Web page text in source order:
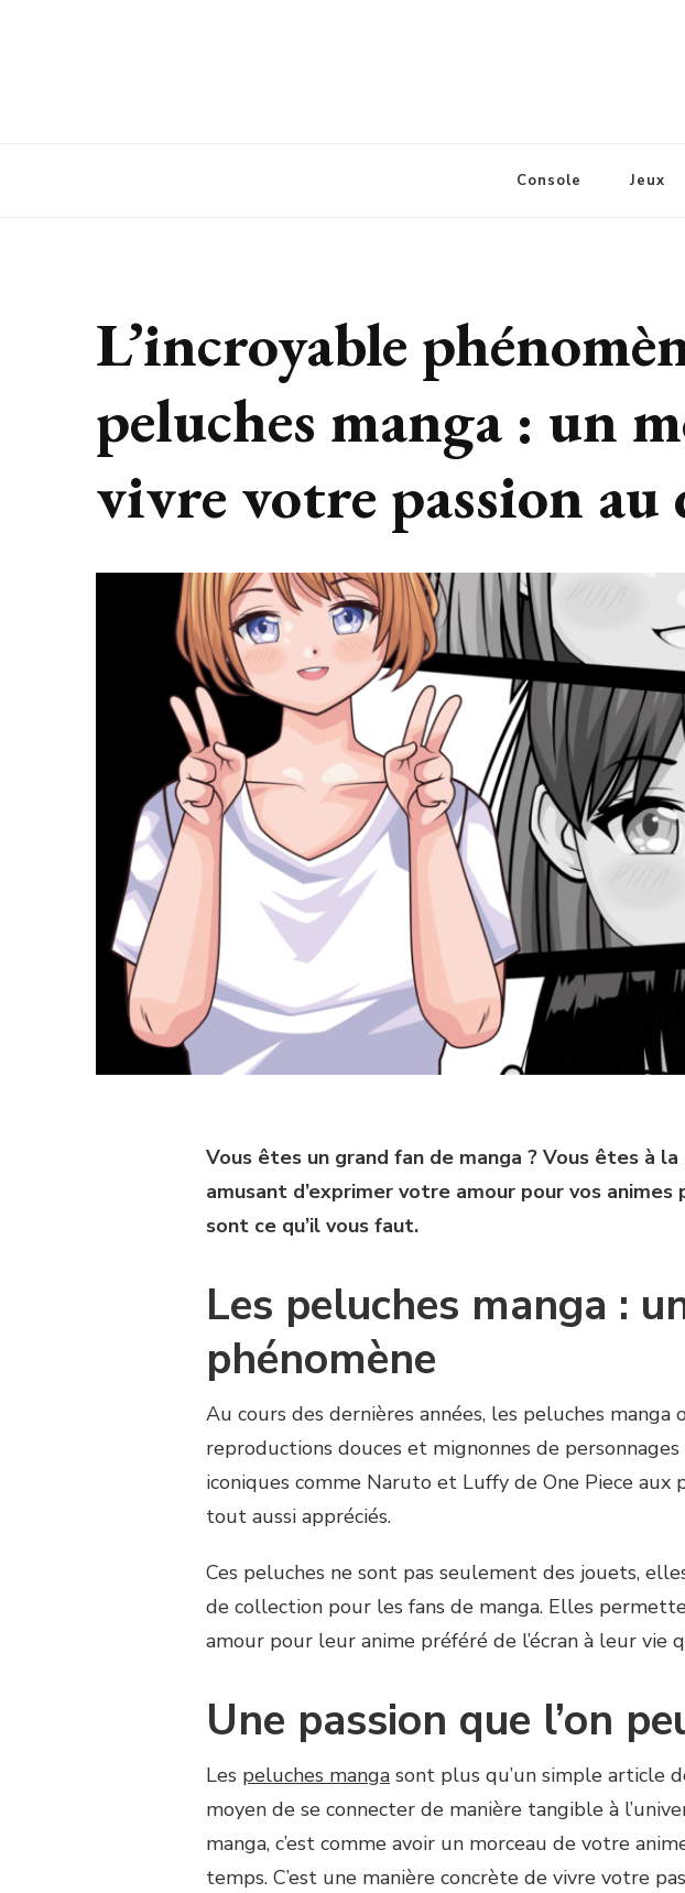
Console Jeux
L’incroyable
peluches manga : un
vivre votre passion
Vous êtes un grand fan de manga ? Vous êtes à
amusant d’exprimer votre amour pour vos animes
sont ce qu’il vous faut.
Les peluches manga :
phénomène
Au cours des dernières années, les peluches manga
reproductions douces et mignonnes de
iconiques comme Naruto et Luffy de One Piece aux
tout aussi appréciés.
Ces peluches ne sont pas seulement des jouets,
de collection pour les fans de manga. Elles
amour pour leur anime préféré de l’écran à leur vie
Une passion que l’on
Les peluches manga sont plus qu’un simple article
moyen de se connecter de manière tangible à
manga, c’est comme avoir un morceau de votre
temps. C’est une manière concrète de vivre votre